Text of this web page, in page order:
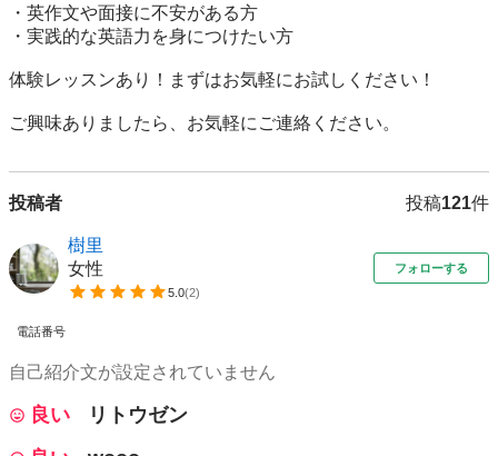
・英作文や面接に不安がある方
・実践的な英語力を身につけたい方
体験レッスンあり！まずはお気軽にお試しください！
ご興味ありましたら、お気軽にご連絡ください。
投稿者 投稿121件
樹里
女性
5.0(2)
フォローする
電話番号
自己紹介文が設定されていません
良い
リトウゼン